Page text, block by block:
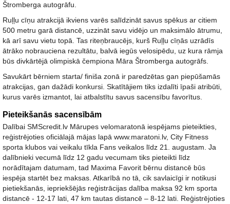
Štromberga autogrāfu.
Ruļļu cīņu atrakcijā ikviens varēs salīdzināt savus spēkus ar citiem
500 metru garā distancē, uzzināt savu vidējo un maksimālo ātrumu,
kā arī savu vietu topā. Tas riteņbraucējs, kurš Ruļļu cīņās uzrādīs
ātrāko nobrauciena rezultātu, balvā iegūs velosipēdu, uz kura rāmja
būs divkārtējā olimpiskā čempiona Māra Štromberga autogrāfs.
Savukārt bērniem starta/ finiša zonā ir paredzētas gan piepūšamās
atrakcijas, gan dažādi konkursi. Skatītājiem tiks izdalīti īpaši atribūti,
kurus varēs izmantot, lai atbalstītu savus sacensību favorītus.
Pieteikšanās sacensībām
Dalībai SMScredit.lv Mārupes velomaratonā iespējams pieteikties,
reģistrējoties oficiālajā mājas lapā www.maratoni.lv, City Fitness
sporta klubos vai veikalu tīkla Fans veikalos līdz 21. augustam. Ja
dalībnieki vecumā līdz 12 gadu vecumam tiks pieteikti līdz
norādītajam datumam, tad Maxima Favorit bērnu distancē būs
iespēja startēt bez maksas. Atkarībā no tā, cik savlaicīgi ir notikusi
pietiekšanās, iepriekšējās reģistrācijas dalība maksa 92 km sporta
distancē - 12-17 lati, 47 km tautas distancē – 8-12 lati. Reģistrējoties